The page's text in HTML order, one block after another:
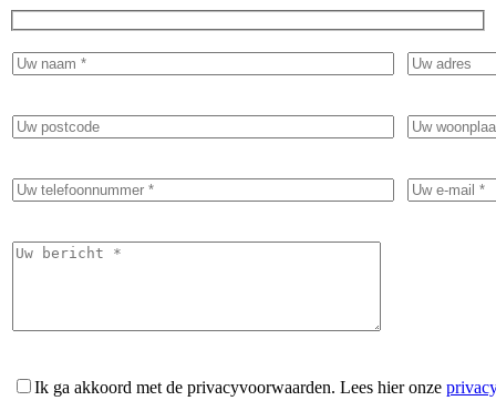
Ik ga akkoord met de privacyvoorwaarden. Lees hier onze